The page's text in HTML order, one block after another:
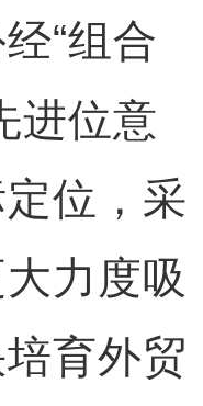
“组合
进位意
位，采
力度吸
育外贸